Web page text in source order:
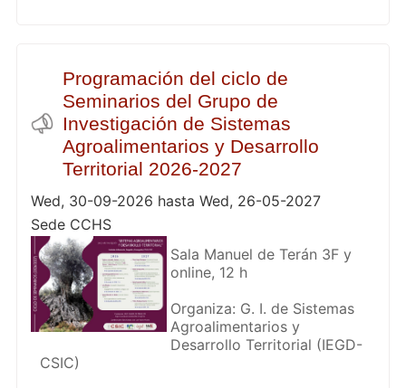
Programación del ciclo de
Seminarios del Grupo de
Investigación de Sistemas
Agroalimentarios y Desarrollo
Territorial 2026-2027
Wed, 30-09-2026 hasta Wed, 26-05-2027
Sede CCHS
Sala Manuel de Terán 3F y
online, 12 h
Organiza: G. I. de Sistemas
Agroalimentarios y
Desarrollo Territorial (IEGD-
CSIC)